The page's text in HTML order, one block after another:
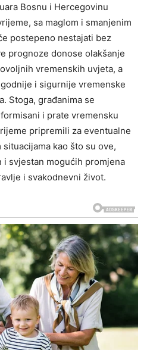
Bosnu i Hercegovinu
sa maglom i smanjenim
postepeno nestajati bez
prognoze donose olakšanje
vremenskih uvjeta, a
i sigurnije vremenske
Stoga, građanima se
i prate vremensku
pripremili za eventualne
situacijama kao što su ove,
svjestan mogućih promjena
i svakodnevni život.